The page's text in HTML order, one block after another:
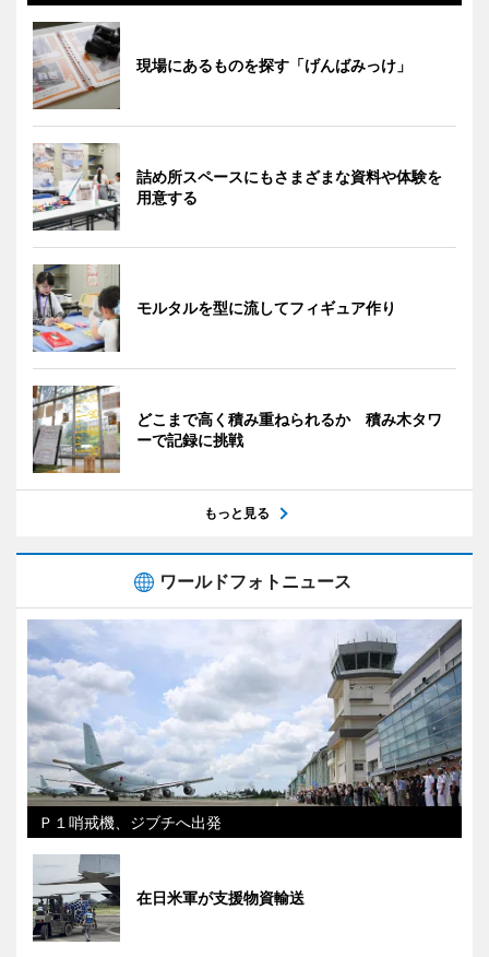
現場にあるものを探す「げんばみっけ」
詰め所スペースにもさまざまな資料や体験を
用意する
モルタルを型に流してフィギュア作り
どこまで高く積み重ねられるか 積み木タワ
ーで記録に挑戦
もっと見る
ワールドフォトニュース
Ｐ１哨戒機、ジブチへ出発
在日米軍が支援物資輸送